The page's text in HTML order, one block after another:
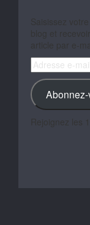
Adresse
e-
mail